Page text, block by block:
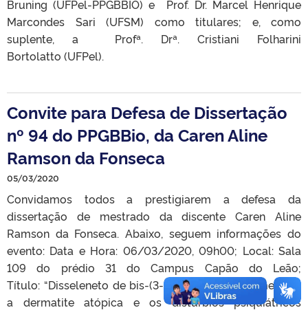
Bruning (UFPel-PPGBBIO) e Prof. Dr. Marcel Henrique
Marcondes Sari (UFSM) como titulares; e, como
suplente, a Profª. Drª. Cristiani Folharini
Bortolatto (UFPel).
Convite para Defesa de Dissertação
nº 94 do PPGBBio, da Caren Aline
Ramson da Fonseca
05/03/2020
Convidamos todos a prestigiarem a defesa da
dissertação de mestrado da discente Caren Aline
Ramson da Fonseca. Abaixo, seguem informações do
evento: Data e Hora: 06/03/2020, 09h00; Local: Sala
109 do prédio 31 do Campus Capão do Leão;
Título: “Disseleneto de bis-(3-amino-2-piridina) melhora
a dermatite atópica e os distúrbios psiquiátricos